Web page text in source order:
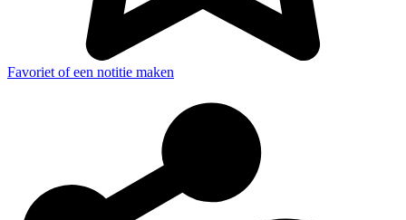
Favoriet of een notitie maken